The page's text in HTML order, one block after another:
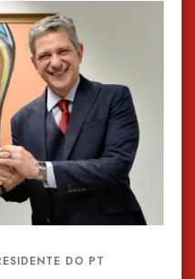
DO PT